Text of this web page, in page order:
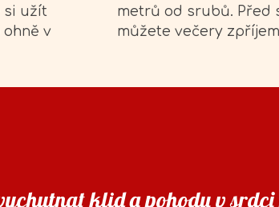
si užít
v
metrů od srubů. Před
můžete večery
klid a pohodu v